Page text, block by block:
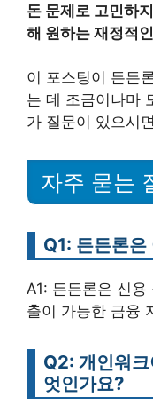
돈 문제로 고민하
해 원하는 재정적
이 포스팅이 든든
는 데 조금이나마
가 질문이 있으시
자주 묻는
Q1: 든든론
A1: 든든론은 신용
출이 가능한 금융
Q2: 개인워
엇인가요?